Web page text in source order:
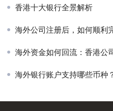
香港十大银行全景解析
海外公司注册后，如何顺利
海外资金如何回流：香港公
海外银行账户支持哪些币种？